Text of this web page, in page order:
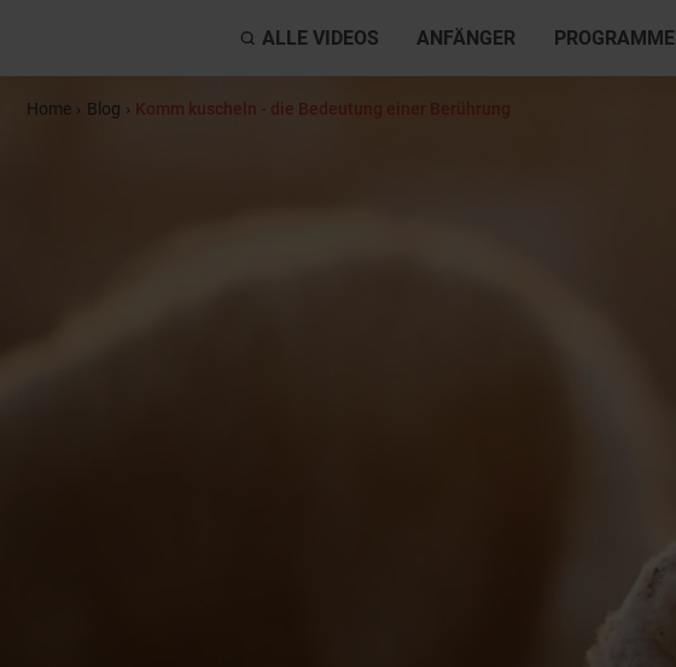
ALLE VIDEOS ANFÄNGER PROGRAMME
Home › Blog › Komm kuscheln - die Bedeutung einer Berührung